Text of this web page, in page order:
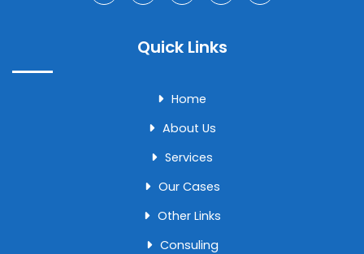
Quick Links
Home
About Us
Services
Our Cases
Other Links
Consuling